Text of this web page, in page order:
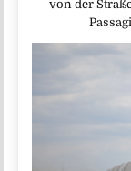
von der